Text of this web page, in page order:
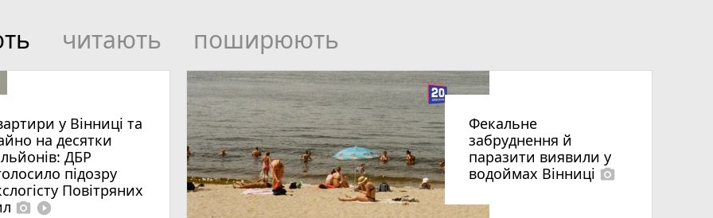
читають поширюють
у Вінниці та
на десятки
ДБР
підозру
Повітряних
photo_camera play_circle_filled
Фекальне
забруднення й
паразити виявили у
водоймах Вінниці photo_camera